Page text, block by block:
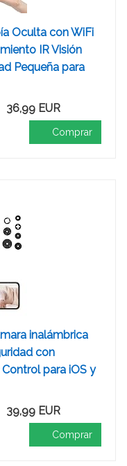
Oculta con WiFi
IR Visión
Pequeña para
36,99 EUR
Comprar
inalámbrica
con
para iOS y
39,99 EUR
Comprar